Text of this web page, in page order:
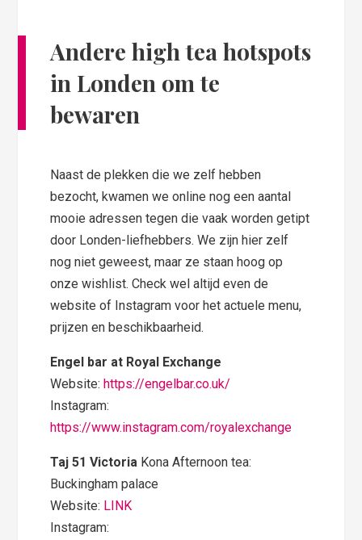
Andere high tea hotspots
in Londen om te
bewaren
Naast de plekken die we zelf hebben
bezocht, kwamen we online nog een aantal
mooie adressen tegen die vaak worden getipt
door Londen-liefhebbers. We zijn hier zelf
nog niet geweest, maar ze staan hoog op
onze wishlist. Check wel altijd even de
website of Instagram voor het actuele menu,
prijzen en beschikbaarheid.
Engel bar at Royal Exchange
Website:https://engelbar.co.uk/
Instagram:
https://www.instagram.com/royalexchange
Taj 51 Victoria Kona Afternoon tea:
Buckingham palace
Website: LINK
Instagram: